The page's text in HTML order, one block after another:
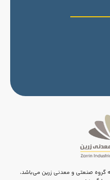
صنعتی و معدنی زرین می‌باشد،